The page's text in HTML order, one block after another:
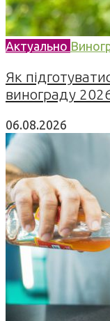
Актуально
Як
винограду
06.08.2026